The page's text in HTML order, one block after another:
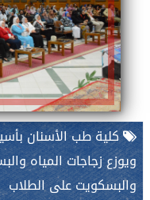
كلية طب الأسنان
ويوزع زجاجات المياه
والبسكويت على الطلاب